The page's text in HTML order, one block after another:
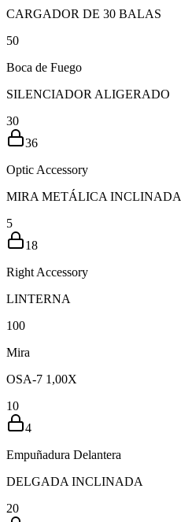
CARGADOR DE 30 BALAS
50
Boca de Fuego
SILENCIADOR ALIGERADO
30
36
Optic Accessory
MIRA METÁLICA INCLINADA
5
18
Right Accessory
LINTERNA
100
Mira
OSA-7 1,00X
10
4
Empuñadura Delantera
DELGADA INCLINADA
20